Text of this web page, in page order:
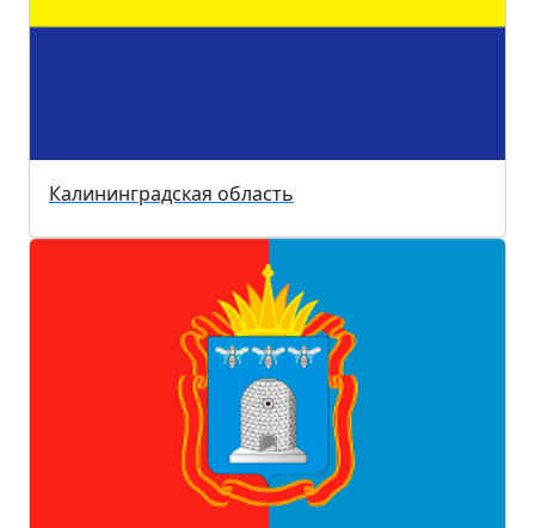
Калининградская область